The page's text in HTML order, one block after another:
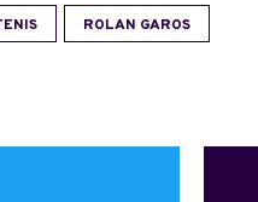
ROLAN GAROS